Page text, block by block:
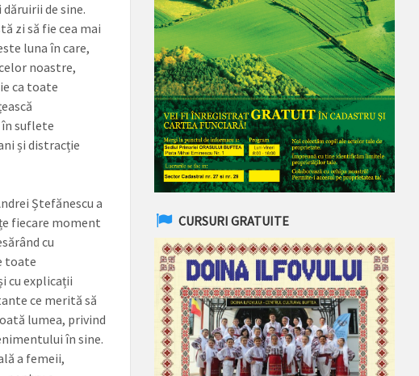
de sine.
zi să fie cea mai
luna în care,
noastre,
ca toate
în suflete
și distracție
Ștefănescu a
fiecare moment
cu
toate
cu explicații
ce merită să
lumea, privind
în sine.
a fe­meii,
CURSURI GRATUITE